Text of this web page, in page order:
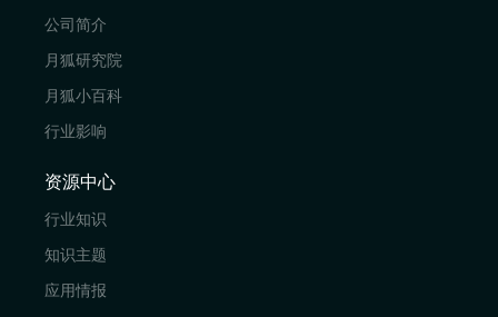
公司简介
月狐研究院
月狐小百科
行业影响
资源中心
行业知识
知识主题
应用情报